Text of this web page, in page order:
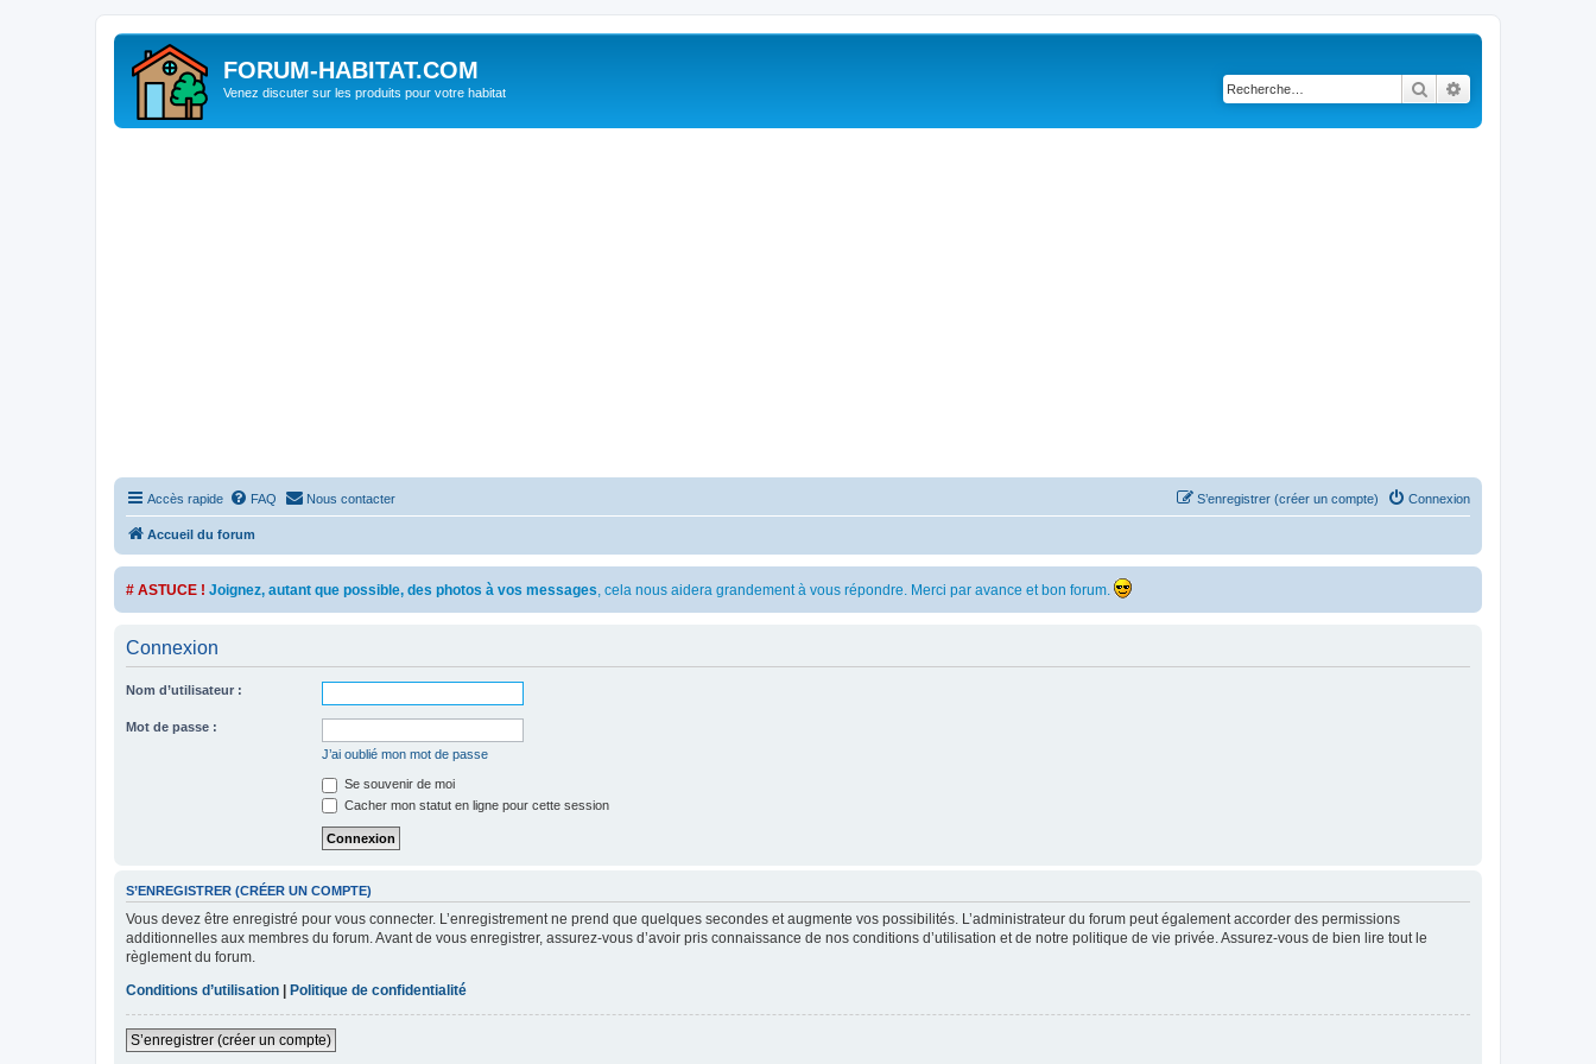
FORUM-HABITAT.COM
Venez discuter sur les produits pour votre habitat Rechercher
Accès rapide FAQ Nous contacter Connexion
S’enregistrer (créer un compte)
Accueil du forum
# ASTUCE ! Joignez, autant que possible, des photos à vos messages, cela nous aidera grandement à vous répondre. Merci par avance et bon forum.
Connexion
Nom d’utilisateur :
Mot de passe :
J’ai oublié mon mot de passe
Se souvenir de moi
Cacher mon statut en ligne pour cette session
S’ENREGISTRER (CRÉER UN COMPTE)
Vous devez être enregistré pour vous connecter. L’enregistrement ne prend que quelques secondes et augmente vos possibilités. L’administrateur du forum peut également accorder des permissions
additionnelles aux membres du forum. Avant de vous enregistrer, assurez-vous d’avoir pris connaissance de nos conditions d’utilisation et de notre politique de vie privée. Assurez-vous de bien lire tout le
règlement du forum.
Conditions d’utilisation | Politique de confidentialité
S’enregistrer (créer un compte)